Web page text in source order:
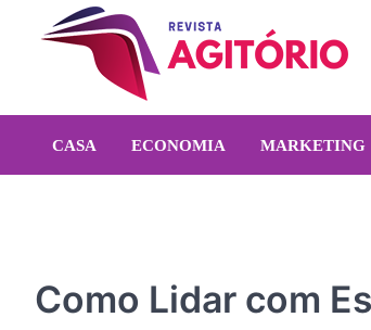
revistaagitorio.com.br
CASA ECONOMIA MARKETING
Como Lidar com